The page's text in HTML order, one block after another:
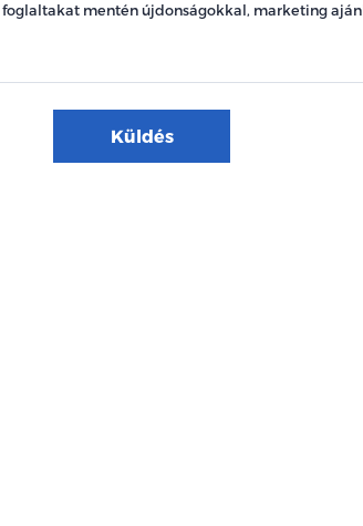
foglaltakat mentén újdonságokkal, marketing
Küldés